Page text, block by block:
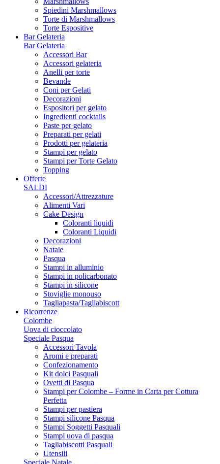
Spiedini Marshmallows
Torte di Marshmallows
Torte Espositive
Bar Gelateria
Bar Gelateria
Accessori Bar
Accessori gelateria
Anelli per torte
Bevande
Coni per Gelati
Decorazioni
Espositori per gelato
Ingredienti cocktails
Paste per gelato
Preparati per gelati
Prodotti per gelateria
Stampi per gelato
Stampi per Torte Gelato
Topping
Offerte
SALDI
Accessori/Attrezzature
Alimenti Vari
Cake Design
Coloranti liquidi
Coloranti Liquidi
Decorazioni
Natale
Pasqua
Stampi in alluminio
Stampi in policarbonato
Stampi in silicone
Stoviglie monouso
Tagliapasta/Tagliabiscott
Ricorrenze
Colombe
Uova di cioccolato
Speciale Pasqua
Accessori Tavola
Aromi e preparati
Confezionamento
Kit dolci Pasquali
Ovetti di Pasqua
Stampi per Colombe – Forme in Carta per Cottura
Perfetta
Stampi per pastiera
Stampi silicone Pasqua
Stampi Soggetti Pasquali
Stampi uova di pasqua
Tagliabiscotti Pasquali
Utensili
Speciale Natale